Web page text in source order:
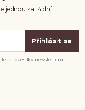
jednou za 14 dní.
Přihlásit se
rozesílky newsletteru.